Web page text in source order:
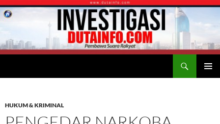
HUKUM & KRIMINAL